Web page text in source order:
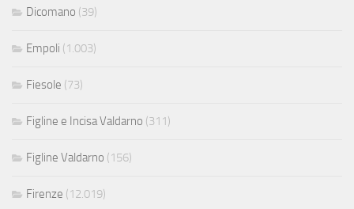
Dicomano (39)
Empoli (1.003)
Fiesole (73)
Figline e Incisa Valdarno (311)
Figline Valdarno (156)
Firenze (12.019)